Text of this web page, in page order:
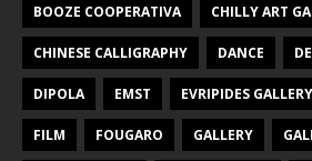
BOOZE COOPERATIVA CHILLY ART
CHINESE CALLIGRAPHY DANCE
DIPOLA EMST EVRIPIDES GALLERY
FILM FOUGARO GALLERY